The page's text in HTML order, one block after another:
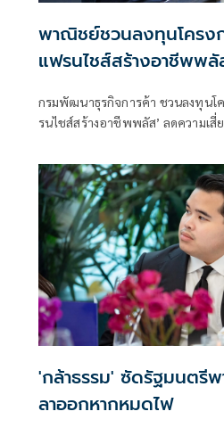
พาณิชย์ชวนลงทุนโครงก
แฟรนไชส์สร้างอาชีพพลั
กรมพัฒนาธุรกิจการค้า ชวนลงทุนโ
รนไชส์สร้างอาชีพพลัส’ ลดความเสี่
'กล้าธรรม' ซัดรัฐมนตรี
ลาออกหากหมดไฟ